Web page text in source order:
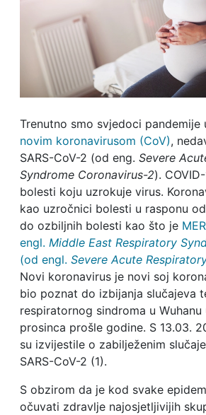
Trenutno smo svjedoci pandemije
novim koronavirusom (CoV),
SARS-CoV-2 (od eng. Severe
Syndrome Coronavirus-2).
bolesti koju uzrokuje virus.
kao uzročnici bolesti u rasponu
do ozbiljnih bolesti kao što je
engl. Middle East Respiratory
(od engl. Severe Acute
Novi koronavirus je novi soj
bio poznat do izbijanja slučajeva
respiratornog sindroma u Wuhanu
prosinca prošle godine. S 13.03.
su izvijestile o zabilježenim
SARS-CoV-2 (1).
S obzirom da je kod svake
očuvati zdravlje najosjetljivijih